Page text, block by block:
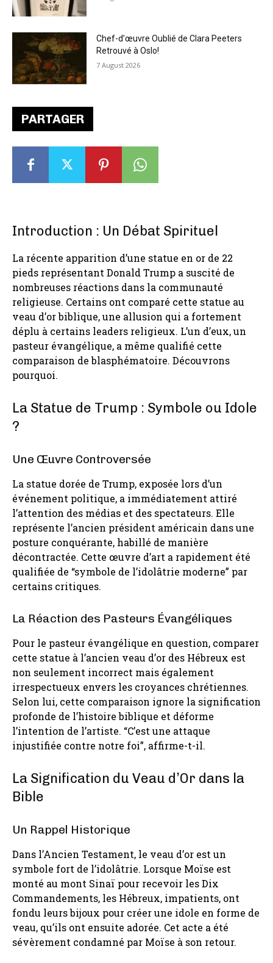
PARTAGER
Introduction : Un Débat Spirituel
La récente apparition d’une statue en or de 22
pieds représentant Donald Trump a suscité de
nombreuses réactions dans la communauté
religieuse. Certains ont comparé cette statue au
veau d’or biblique, une allusion qui a fortement
déplu à certains leaders religieux. L’un d’eux, un
pasteur évangélique, a même qualifié cette
comparaison de blasphématoire. Découvrons
pourquoi.
La Statue de Trump : Symbole ou Idole
?
Une Œuvre Controversée
La statue dorée de Trump, exposée lors d’un
événement politique, a immédiatement attiré
l’attention des médias et des spectateurs. Elle
représente l’ancien président américain dans une
posture conquérante, habillé de manière
décontractée. Cette œuvre d’art a rapidement été
qualifiée de “symbole de l’idolâtrie moderne” par
certains critiques.
La Réaction des Pasteurs Évangéliques
Pour le pasteur évangélique en question, comparer
cette statue à l’ancien veau d’or des Hébreux est
non seulement incorrect mais également
irrespectueux envers les croyances chrétiennes.
Selon lui, cette comparaison ignore la signification
profonde de l’histoire biblique et déforme
l’intention de l’artiste. “C’est une attaque
injustifiée contre notre foi”, affirme-t-il.
La Signification du Veau d’Or dans la
Bible
Un Rappel Historique
Dans l’Ancien Testament, le veau d’or est un
symbole fort de l’idolâtrie. Lorsque Moïse est
monté au mont Sinaï pour recevoir les Dix
Commandements, les Hébreux, impatients, ont
fondu leurs bijoux pour créer une idole en forme de
veau, qu’ils ont ensuite adorée. Cet acte a été
sévèrement condamné par Moïse à son retour.
Chef-d’œuvre Oublié de Clara Peeters
Retrouvé à Oslo!
7 August 2026